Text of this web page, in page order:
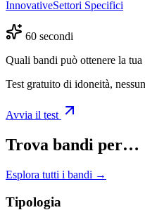
InnovativeSettori Specifici
60 secondi
Quali bandi può ottenere la tua
Test gratuito di idoneità,
Avvia il test
Trova bandi per…
Esplora tutti i bandi →
Tipologia